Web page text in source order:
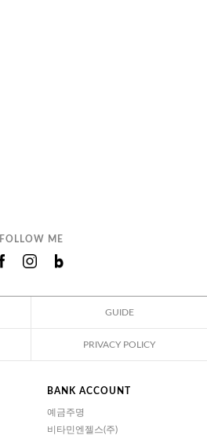
FOLLOW ME
GUIDE
PRIVACY POLICY
BANK ACCOUNT
예금주명
비타민엔젤스(주)